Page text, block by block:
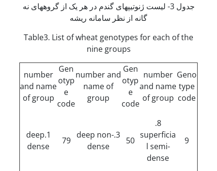
جدول 3- لیست ژنوتیپ­های گندم در هر یک از گروه­های نه
گانه از نظر سامانه ریشه
Table3. List of wheat genotypes for each of the
nine groups
Geno
type
code
number
and name
of group
Gen
otyp
e
code
number and
name of
group
Gen
otyp
e
code
number
and name
of group
9
8.
superficia
l semi-
dense
50
3.deep non-
dense
79
1.deep
dense